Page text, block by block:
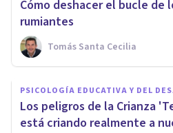
Cómo deshacer el bucle de
rumiantes
Tomás Santa Cecilia
PSICOLOGÍA EDUCATIVA Y DEL
Los peligros de la Crianza
está criando realmente a